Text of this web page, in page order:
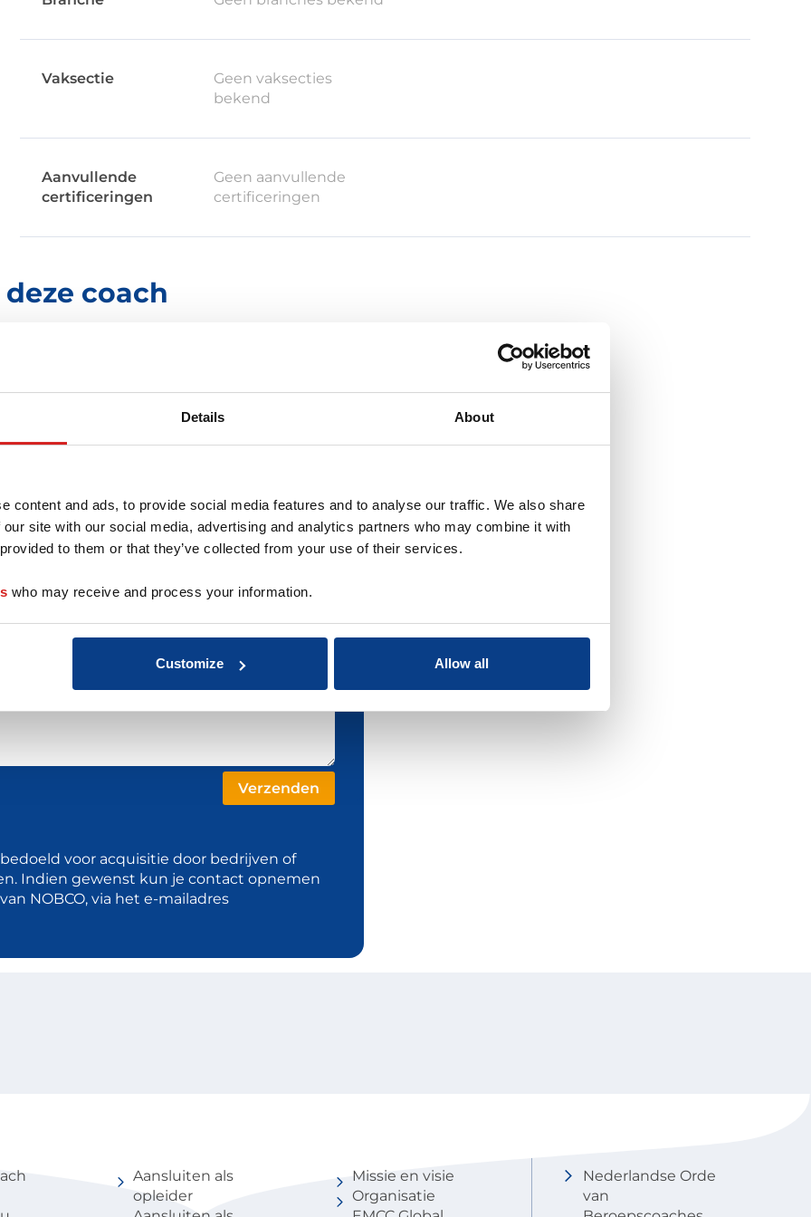
Details About
content and ads, to provide social media features and to analyse our traffic. We also share
site with our social media, advertising and analytics partners who may combine it with
to them or that they’ve collected from your use of their services.
who may receive and process your information.
Customize Allow all
Vaksectie
Geen vaksecties
bekend
Aanvullende
certificeringen
Geen aanvullende
certificeringen
coach
voor acquisitie door bedrijven of
Indien gewenst kun je contact opnemen
NOBCO, via het e-mailadres
Aansluiten als
opleider
Missie en visie
Organisatie
Nederlandse Orde
van